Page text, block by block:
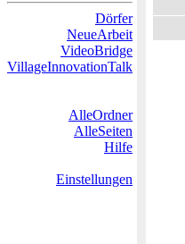
Dörfer
NeueArbeit
VideoBridge
VillageInnovationTalk
AlleOrdner
AlleSeiten
Hilfe
Einstellungen